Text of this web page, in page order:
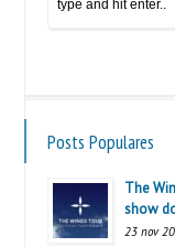
Posts Populares
The
show
23 nov